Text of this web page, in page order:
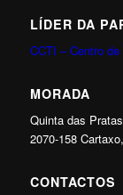
LÍDER DA
CCTI – Centro
MORADA
Quinta das
2070-158
CONTACTOS